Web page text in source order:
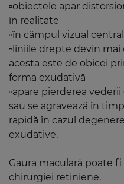
▫️obiectele apar
în realitate
▫️în câmpul vizual
▫️liniile drepte devin
acesta este de obicei
forma exudativă
▫️apare pierderea
sau se agravează în
rapidă în cazul
exudative.
Gaura maculară poate
chirurgiei retiniene.